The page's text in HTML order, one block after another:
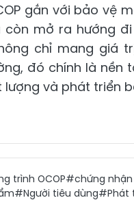
gắn với bảo vệ
mở ra hướng
chỉ mang giá
đó chính là nền
và phát triển
trình OCOP#chứng nhận
#Người tiêu dùng#Phát